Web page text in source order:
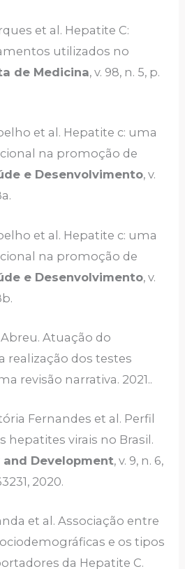
et al. Hepatite C:
utilizados no
de Medicina, v. 98, n. 5, p.
et al. Hepatite c: uma
na promoção de
e Desenvolvimento, v.
et al. Hepatite c: uma
na promoção de
e Desenvolvimento, v.
Abreu. Atuação do
realização dos testes
revisão narrativa. 2021..
Fernandes et al. Perfil
hepatites virais no Brasil.
and Development, v. 9, n. 6,
2020.
et al. Associação entre
e os tipos
da Hepatite C.